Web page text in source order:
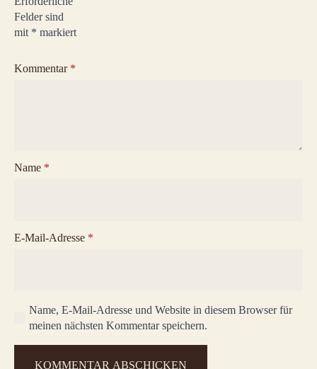
Felder sind
mit * markiert
Kommentar *
Name *
E-Mail-Adresse *
Name, E-Mail-Adresse und Website in diesem Browser für
meinen nächsten Kommentar speichern.